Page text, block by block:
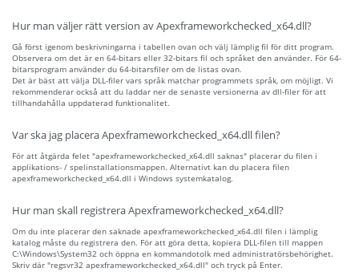
Hur man väljer rätt version av Apexframeworkchecked_x64.dll?
Gå först igenom beskrivningarna i tabellen ovan och välj lämplig fil för ditt program.
Observera om det är en 64-bitars eller 32-bitars fil och språket den använder. För 64-
bitarsprogram använder du 64-bitarsfiler om de listas ovan.
Det är bäst att välja DLL-filer vars språk matchar programmets språk, om möjligt. Vi
rekommenderar också att du laddar ner de senaste versionerna av dll-filer för att
tillhandahålla uppdaterad funktionalitet.
Var ska jag placera Apexframeworkchecked_x64.dll filen?
För att åtgärda felet "apexframeworkchecked_x64.dll saknas" placerar du filen i
applikations- / spelinstallationsmappen. Alternativt kan du placera filen
apexframeworkchecked_x64.dll i Windows systemkatalog.
Hur man skall registrera Apexframeworkchecked_x64.dll?
Om du inte placerar den saknade apexframeworkchecked_x64.dll filen i lämplig
katalog måste du registrera den. För att göra detta, kopiera DLL-filen till mappen
C:\Windows\System32 och öppna en kommandotolk med administratörsbehörighet.
Skriv där "regsvr32 apexframeworkchecked_x64.dll" och tryck på Enter.